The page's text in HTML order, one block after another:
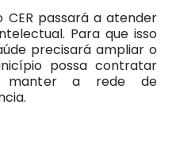
passará a atender
Para que isso
precisará ampliar o
possa contratar
manter a rede de